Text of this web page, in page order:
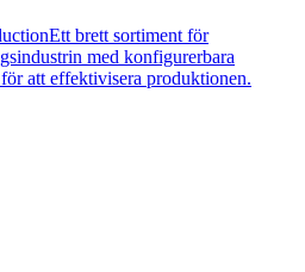
Ett brett sortiment för
med konfigurerbara
att effektivisera produktionen.